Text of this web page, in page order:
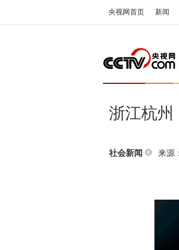
央视网首页 新闻
浙江杭州
社会新闻 来源